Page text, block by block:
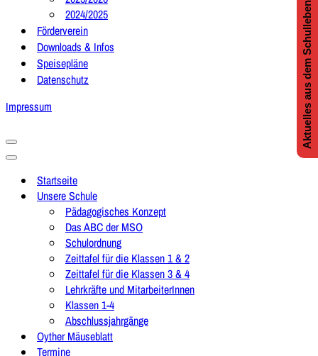
2024/2025
Förderverein
Downloads & Infos
Speisepläne
Datenschutz
Impressum
Navigationsmenü
Navigationsmenü
Startseite
Unsere Schule
Pädagogisches Konzept
Das ABC der MSO
Schulordnung
Zeittafel für die Klassen 1 & 2
Zeittafel für die Klassen 3 & 4
Lehrkräfte und MitarbeiterInnen
Klassen 1-4
Abschlussjahrgänge
Oyther Mäuseblatt
Termine
Aktuelles aus dem Schulleben